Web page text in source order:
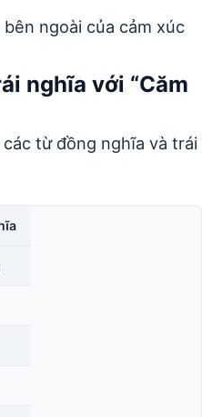
ngoài của cảm xúc
nghĩa với “Căm
từ đồng nghĩa và trái